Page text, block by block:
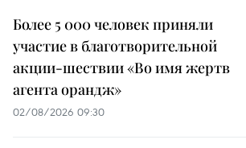
Более 5 000 человек приняли
участие в благотворительной
акции-шествии «Во имя жертв
агента орандж»
02/08/2026 09:30